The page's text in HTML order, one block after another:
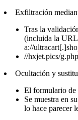
Exfiltración
Tras la
(incluida la URL
a://
//hxjet.pics/g.php
Ocultación y
El formulario de
Se muestra en
lo hace parecer